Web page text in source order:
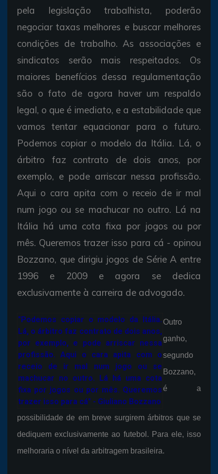
pela legislação trabalhista, poderão
negociar taxas melhores e buscar melhores
condições de trabalho. As associações e
sindicatos serão mais respeitados. Os
maiores benefícios dessa regulamentação
são o fato de agora haver um respaldo
legal, o que é imediato, e a estabilidade que
vamos tentar equacionar para o futuro.
Podemos copiar o modelo da Itália. Lá, o
árbitro faz contrato de dois anos, por
exemplo, e pode arriscar nessa profissão.
Aqui o cara apita com o receio de ir mal
num jogo ou se machucar no outro. Lá na
Itália há uma cota fixa por jogos ou por
mês. Queremos trazer isso para cá - opinou
Bozzano, que dirigiu jogos de Série A entre
1996 e 2009 e agora se dedica
exclusivamente à carreira de advogado.
"Podemos copiar o modelo da Itália.
Lá, o árbitro faz contrato de dois anos,
por exemplo, e pode arriscar nessa
profissão. Aqui o cara apita com o
receio de ir mal num jogo ou se
machucar no outro. Lá há uma cota
fixa por jogos ou por mês. Queremos
trazer isso para cá" - Giuliano Bozzano
Outro
ganho,
segundo
Bozzano,
é a
possibilidade de em breve surgirem árbitros que se
dediquem exclusivamente ao futebol. Para ele, isso
melhoraria o nível da arbitragem brasileira.